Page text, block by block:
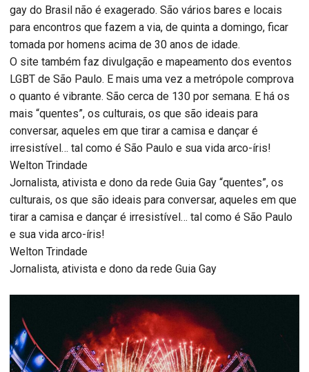
gay do Brasil não é exagerado. São vários bares e locais
para encontros que fazem a via, de quinta a domingo, ficar
tomada por homens acima de 30 anos de idade.
O site também faz divulgação e mapeamento dos eventos
LGBT de São Paulo. E mais uma vez a metrópole comprova
o quanto é vibrante. São cerca de 130 por semana. E há os
mais “quentes”, os culturais, os que são ideais para
conversar, aqueles em que tirar a camisa e dançar é
irresistível… tal como é São Paulo e sua vida arco-íris!
Welton Trindade
Jornalista, ativista e dono da rede Guia Gay “quentes”, os
culturais, os que são ideais para conversar, aqueles em que
tirar a camisa e dançar é irresistível… tal como é São Paulo
e sua vida arco-íris!
Welton Trindade
Jornalista, ativista e dono da rede Guia Gay